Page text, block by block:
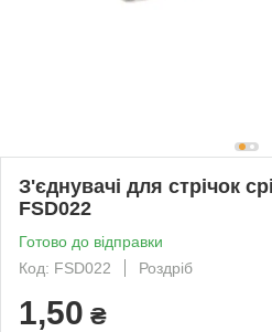
З'єднувачі для стрічок
FSD022
Готово до відправки
Код: FSD022
Роздріб
1,50 ₴